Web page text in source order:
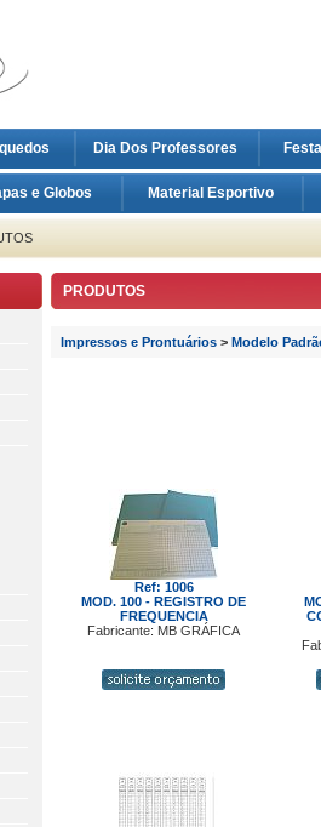
Dia Dos Professores
e Globos Material Esportivo
PRODUTOS
Impressos e Prontuários > Modelo
Ref: 1006
MOD. 100 - REGISTRO DE
FREQUENCIA
Fabricante: MB GRÁFICA